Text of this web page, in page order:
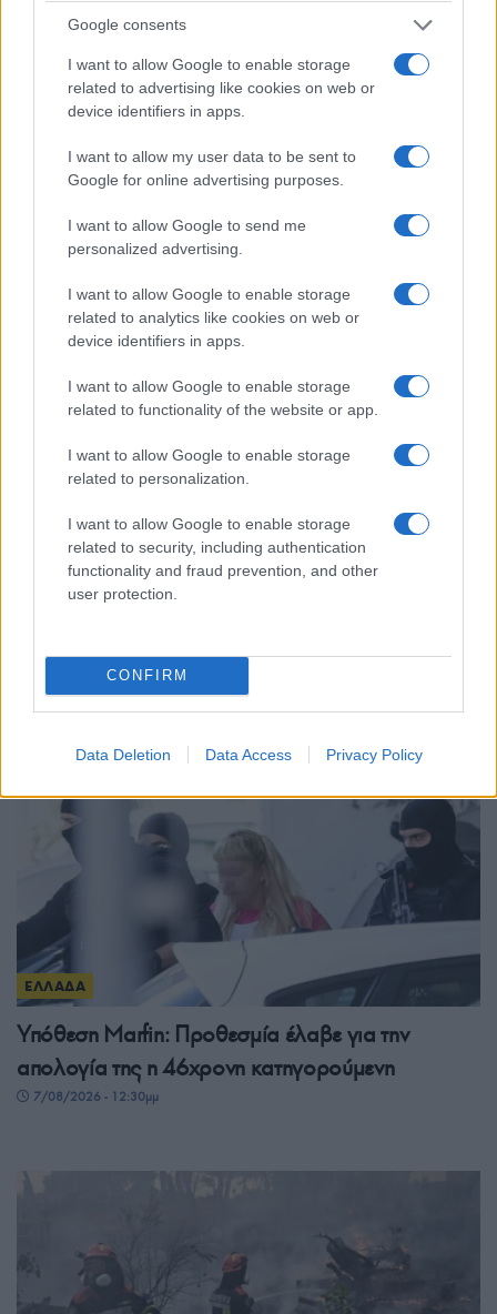
Google consents
I want to allow Google to enable storage
related to advertising like cookies on web or
device identifiers in apps.
I want to allow my user data to be sent to
Google for online advertising purposes.
I want to allow Google to send me
personalized advertising.
I want to allow Google to enable storage
related to analytics like cookies on web or
device identifiers in apps.
I want to allow Google to enable storage
related to functionality of the website or app.
I want to allow Google to enable storage
related to personalization.
I want to allow Google to enable storage
related to security, including authentication
functionality and fraud prevention, and other
user protection.
CONFIRM
Data Deletion Data Access Privacy Policy
ΕΛΑΣ: Φυτεία με περισσότερα από 2.000
δενδρύλλια κάνναβης εντοπίστηκε σε δύσβατη
δασική περιοχή στη Φθιώτιδα
ΕΛΛΑΔΑ
Σέρρες: Βίντεο-ντοκουμέντο από το τροχαίο που
σφοδρής σύγκρουσης
7/08/2026 - 12:59μμ
ΕΛΛΑΔΑ
Υπόθεση Marfin: Προθεσμία έλαβε για την
απολογία της η 46χρονη κατηγορούμενη
7/08/2026 - 12:30μμ